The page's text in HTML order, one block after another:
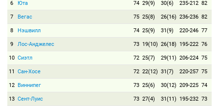
6 Юта 74 29(9) 30(6) 235-212 82
7 Вегас 75 25(8) 26(16) 236-236 82
8 Нэшвилл 74 25(9) 31(9) 220-246 77
9 Лос-Анджелес 73 19(10) 26(18) 195-222 76
10 Сиэтл 72 25(7) 29(11) 206-224 75
11 Сан-Хосе 72 22(12) 31(7) 220-257 75
12 Виннипег 73 25(6) 30(12) 209-225 74
13 Сент-Луис 73 27(4) 31(11) 195-232 73